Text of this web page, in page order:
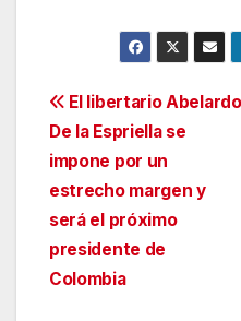
Navegación
de
entradas
El libertario Abelardo
De la Espriella se
impone por un
estrecho margen y
será el próximo
presidente de
Colombia